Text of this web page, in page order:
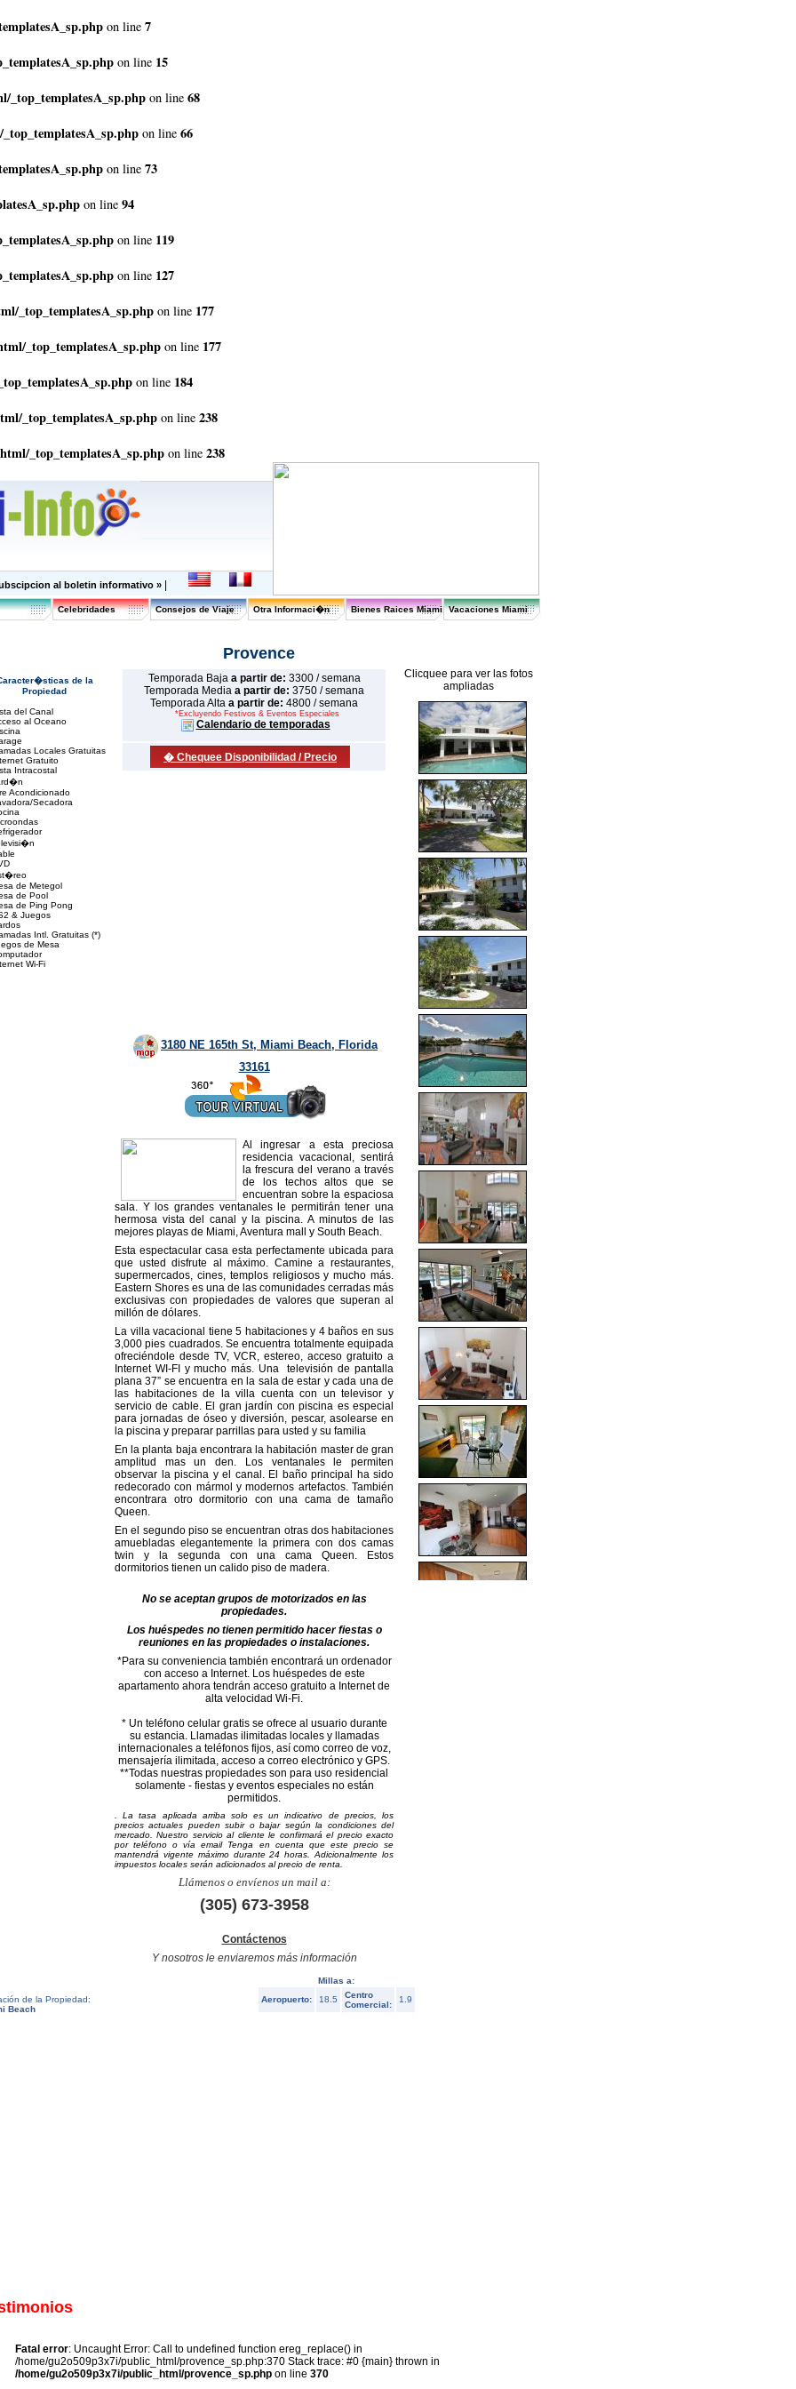
on line 7
on line 15
_top_templatesA_sp.php on line 68
on line 66
on line 73
on line 94
on line 119
on line 127
_top_templatesA_sp.php on line 177
_top_templatesA_sp.php on line 177
on line 184
_top_templatesA_sp.php on line 238
_top_templatesA_sp.php on line 238
al boletin informativo »
Celebridades Consejos de Viaje Otra Informaci�n Bienes Raices Miami Vacaciones Miami
Provence
de la
Propiedad
del Canal
al Oceano
Locales Gratuitas
Gratuito
Intracostal
Acondicionado
Secadora
de Metegol
de Pool
de Ping Pong
& Juegos
Intl. Gratuitas (*)
de Mesa
Wi-Fi
Temporada Bajaa partir de: 3300 / semana
Temporada Media a partir de: 3750 / semana
Temporada Alta a partir de: 4800 / semana
*Excluyendo Festivos & Eventos Especiales
Calendario de temporadas
� Chequee Disponibilidad / Precio
3180 NE 165th St, Miami Beach, Florida
33161
Al ingresar a esta preciosa
residencia vacacional, sentirá
la frescura del verano a través
de los techos altos que se
encuentran sobre la espaciosa
sala. Y los grandes ventanales le permitirán tener una
hermosa vista del canal y la piscina. A minutos de las
mejores playas de Miami, Aventura mall y South Beach.
Esta espectacular casa esta perfectamente ubicada para
que usted disfrute al máximo. Camine a restaurantes,
supermercados, cines, templos religiosos y mucho más.
Eastern Shores es una de las comunidades cerradas más
exclusivas con propiedades de valores que superan al
millón de dólares.
La villa vacacional tiene 5 habitaciones y 4 baños en sus
3,000 pies cuadrados. Se encuentra totalmente equipada
ofreciéndole desde TV, VCR, estereo, acceso gratuito a
Internet WI-FI y mucho más. Una televisión de pantalla
plana 37” se encuentra en la sala de estar y cada una de
las habitaciones de la villa cuenta con un televisor y
servicio de cable. El gran jardín con piscina es especial
para jornadas de óseo y diversión, pescar, asolearse en
la piscina y preparar parrillas para usted y su familia
En la planta baja encontrara la habitación master de gran
amplitud mas un den. Los ventanales le permiten
observar la piscina y el canal. El baño principal ha sido
redecorado con mármol y modernos artefactos. También
encontrara otro dormitorio con una cama de tamaño
Queen.
En el segundo piso se encuentran otras dos habitaciones
amuebladas elegantemente la primera con dos camas
twin y la segunda con una cama Queen. Estos
dormitorios tienen un calido piso de madera.
No se aceptan grupos de motorizados en las
propiedades.
Los huéspedes no tienen permitido hacer fiestas o
reuniones en las propiedades o instalaciones.
*Para su conveniencia también encontrará un ordenador
con acceso a Internet. Los huéspedes de este
apartamento ahora tendrán acceso gratuito a Internet de
alta velocidad Wi-Fi.
* Un teléfono celular gratis se ofrece al usuario durante
su estancia. Llamadas ilimitadas locales y llamadas
internacionales a teléfonos fijos, así como correo de voz,
mensajería ilimitada, acceso a correo electrónico y GPS.
**Todas nuestras propiedades son para uso residencial
solamente - fiestas y eventos especiales no están
permitidos.
. La tasa aplicada arriba solo es un indicativo de precios, los
precios actuales pueden subir o bajar según la condiciones del
mercado. Nuestro servicio al cliente le confirmará el precio exacto
por teléfono o vía email Tenga en cuenta que este precio se
mantendrá vigente máximo durante 24 horas. Adicionalmente los
impuestos locales serán adicionados al precio de renta
Llámenos o envíenos un mail a:
(305) 673-3958
Contáctenos
Y nosotros le enviaremos más información
Clicquee para ver las fotos
ampliadas
de la Propiedad:
Beach
Millas a:
Aeropuerto:
18.5
Centro
Comercial:
1.9
Fatal error: Uncaught Error: Call to undefined function ereg_replace() in
/home/gu2o509p3x7i/public_html/provence_sp.php:370 Stack trace: #0 {main} thrown in
/home/gu2o509p3x7i/public_html/provence_sp.php on line 370